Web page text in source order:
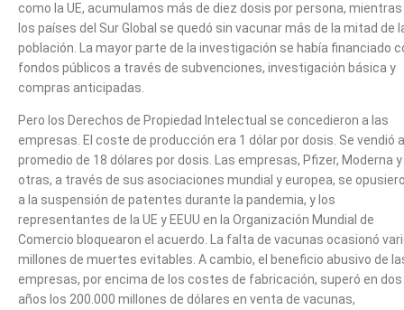
como la UE, acumulamos más de diez dosis por persona, mientras
los países del Sur Global se quedó sin vacunar más de la mitad de
población. La mayor parte de la investigación se había financiado
fondos públicos a través de subvenciones, investigación básica y
compras anticipadas.
Pero los Derechos de Propiedad Intelectual se concedieron a las
empresas. El coste de producción era 1 dólar por dosis. Se vendió
promedio de 18 dólares por dosis. Las empresas, Pfizer, Moderna y
otras, a través de sus asociaciones mundial y europea, se
a la suspensión de patentes durante la pandemia, y los
representantes de la UE y EEUU en la Organización Mundial de
Comercio bloquearon el acuerdo. La falta de vacunas ocasionó
millones de muertes evitables. A cambio, el beneficio abusivo de
empresas, por encima de los costes de fabricación, superó en dos
años los 200.000 millones de dólares en venta de vacunas,